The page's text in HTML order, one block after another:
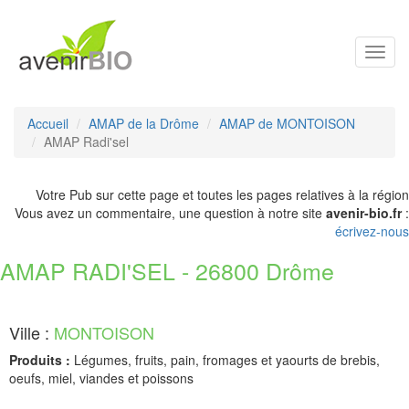
Accueil AMAP de la Drôme
AMAP de MONTOISON
AMAP Radi'sel
Votre Pub sur cette page et toutes les pages relatives à la région
Vous avez un commentaire, une question à notre site avenir-bio.fr:
écrivez-nous
AMAP RADI'SEL - 26800 Drôme
Ville : MONTOISON
Produits : Légumes, fruits, pain, fromages et yaourts de brebis,
oeufs, miel, viandes et poissons